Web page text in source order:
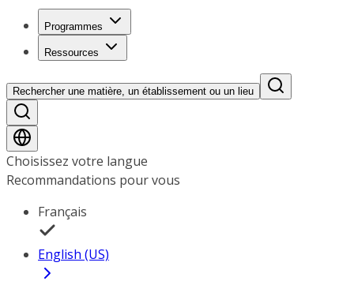
Programmes
Ressources
Rechercher une matière, un établissement ou un lieu
Choisissez votre langue
Recommandations pour vous
Français
English (US)